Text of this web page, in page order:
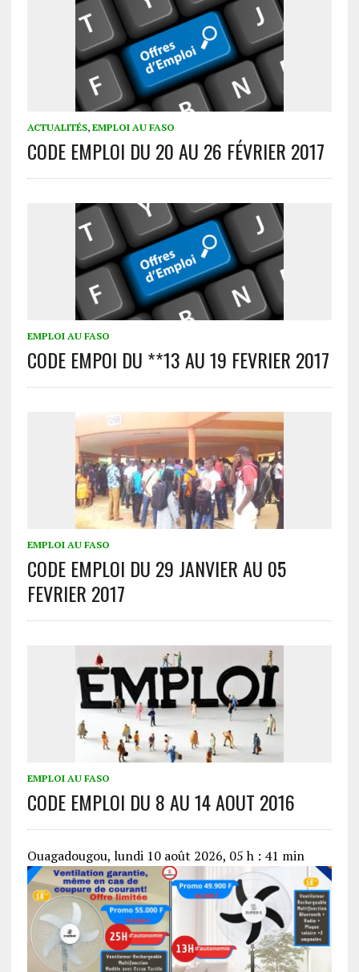
ACTUALITÉS, EMPLOI AU FASO
CODE EMPLOI DU 20 AU 26 FÉVRIER 2017
EMPLOI AU FASO
CODE EMPOI DU **13 AU 19 FEVRIER 2017
EMPLOI AU FASO
CODE EMPLOI DU 29 JANVIER AU 05
FEVRIER 2017
EMPLOI AU FASO
CODE EMPLOI DU 8 AU 14 AOUT 2016
Ouagadougou, lundi 10 août 2026, 05 h : 41 min